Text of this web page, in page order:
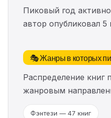
Пиковый год
автор опубликовал 5
🎭 Жанры в которых
Распределение книг
жанровым
Фэнтези — 47 книг